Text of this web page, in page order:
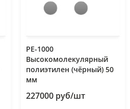
РЕ-1000
Высокомолекулярный
полиэтилен (чёрный) 50
мм
227000 руб/шт